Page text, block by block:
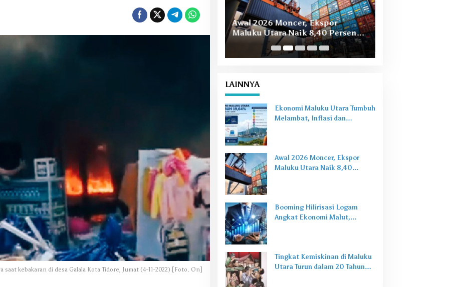
kebakaran di desa Galala Kota Tidore, Jumat (4-11-2022) [Foto. On]
Ekonomi Maluku Utara Tumbuh
Pengangguran Jadi Alarm Baru
Awal 2026 Moncer, Ekspor
Maluku Utara Naik 8,40 Persen
Ditopang Nikel dan HS 28
LAINNYA
Ekonomi Maluku Utara Tumbuh
Melambat, Inflasi dan
Awal 2026 Moncer, Ekspor
Maluku Utara Naik 8,40
Booming Hilirisasi Logam
Angkat Ekonomi Malut,
Tingkat Kemiskinan di Maluku
Utara Turun dalam 20 Tahun